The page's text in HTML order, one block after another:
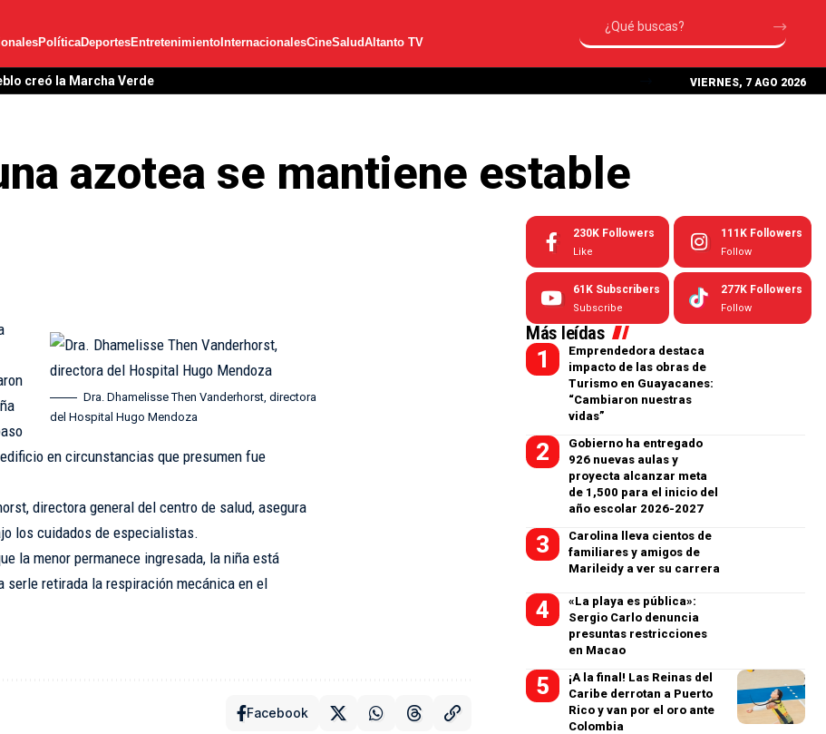
PolíticaDeportesEntretenimiento InternacionalesCineSaludAltanto TV
creó la Marcha Verde VIERNES, 7 AGO 2026
azotea se mantiene estable
Dra. Dhamelisse Then Vanderhorst, directora
del Hospital Hugo Mendoza
en circunstancias que presumen fue
directora general del centro de salud, asegura
los cuidados de especialistas.
la menor permanece ingresada, la niña está
serle retirada la respiración mecánica en el
Facebook
230K Followers
Like
111K Followers
Follow
61K Subscribers
Subscribe
277K Followers
Follow
Más leídas
Emprendedora destaca
impacto de las obras de
Turismo en Guayacanes:
“Cambiaron nuestras
vidas”
Gobierno ha entregado
926 nuevas aulas y
proyecta alcanzar meta
de 1,500 para el inicio del
año escolar 2026-2027
Carolina lleva cientos de
familiares y amigos de
Marileidy a ver su carrera
«La playa es pública»:
Sergio Carlo denuncia
presuntas restricciones
en Macao
¡A la final! Las Reinas del
Caribe derrotan a Puerto
Rico y van por el oro ante
Colombia